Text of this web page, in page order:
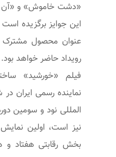
«دشت خاموش» و «آن
این جوایز برگزیده
عنوان محصول مشترک
رویداد حاضر خواهد بود.
فیلم «خورشید»
نماینده رسمی ایران
المللی نود و سومین
نیز است، اولین
بخش رقابتی هفتاد و